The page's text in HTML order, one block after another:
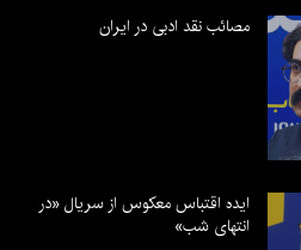
مصائب نقد ادبی در ایران
ایده اقتباس معکوس از سریال «در
انتهای شب»